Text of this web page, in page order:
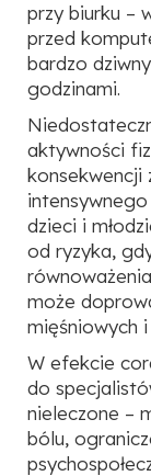
przy biurku –
przed
bardzo
godzinami.
aktywności
konsekwencji
dzieci i
od ryzyka,
może
mięśniowych
W efekcie
do
nieleczone –
bólu,